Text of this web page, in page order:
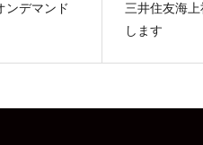
ンデマンド
三井住友海
します